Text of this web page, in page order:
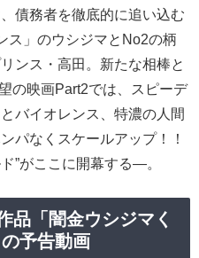
債務者を徹底的に追い込む
ス」のウシジマとNo2の柄
ンス・高田。新たな相棒と
の映画Part2では、スピーデ
バイオレンス、特濃の人間
パなくスケールアップ！！
”がここに開幕する―。
品「闇金ウシジマく
予告動画